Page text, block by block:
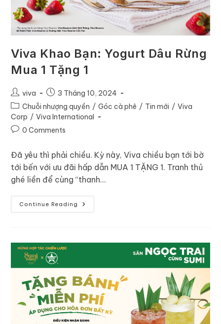
Viva Khao Bạn: Yogurt Dâu Rừng
Mua 1 Tặng 1
viva
3 Tháng 10, 2024
Chuỗi nhượng quyền / Góc cà phê / Tin mới / Viva
Corp / Viva International
0 Comments
Đã yêu thì phải chiều. Kỳ này, Viva chiều bạn tới bờ
tới bến với ưu đãi hấp dẫn MUA 1 TẶNG 1. Tranh thủ
ghé liền để cùng “thanh…
Continue Reading